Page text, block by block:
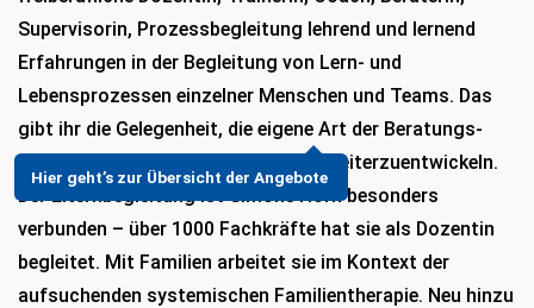
Supervisorin, Prozessbegleitung lehrend und lernend
Erfahrungen in der Begleitung von Lern- und
Lebensprozessen einzelner Menschen und Teams. Das
gibt ihr die Gelegenheit, die eigene Art der Beratungs-
und Gesprächskultur immer wieder weiterzuentwickeln.
Der Elternbegleitung ist Simone Horn besonders
verbunden – über 1000 Fachkräfte hat sie als Dozentin
begleitet. Mit Familien arbeitet sie im Kontext der
aufsuchenden systemischen Familientherapie. Neu hinzu
Hier geht’s zur Übersicht der Angebote